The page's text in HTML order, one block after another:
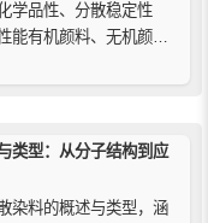
学品性、分散稳定性
能有机颜料、无机颜
特点。
类型：从分子结构到应
染料的概述与类型，涵